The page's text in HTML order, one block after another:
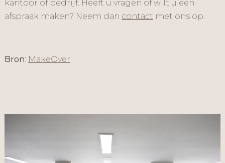
kantoor of bedrijf. Heeft u vragen of wilt u een
afspraak maken? Neem dan contact met ons op.
Bron: MakeOver